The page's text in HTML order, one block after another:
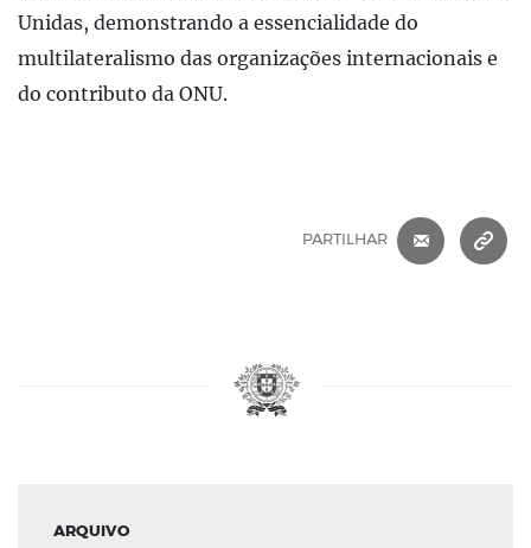
Unidas, demonstrando a essencialidade do
multilateralismo das organizações internacionais e
do contributo da ONU.
PARTILHAR
ARQUIVO